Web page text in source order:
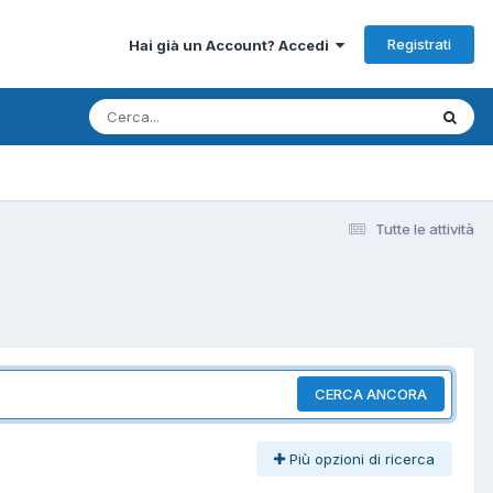
Hai già un Account? Accedi Registrati
Tutte le attività
CERCA ANCORA
Più opzioni di ricerca